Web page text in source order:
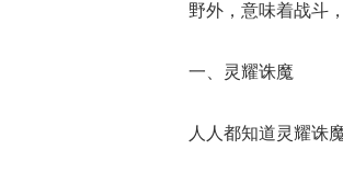
野外，意味着战斗
一、灵耀诛魔
人人都知道灵耀诛